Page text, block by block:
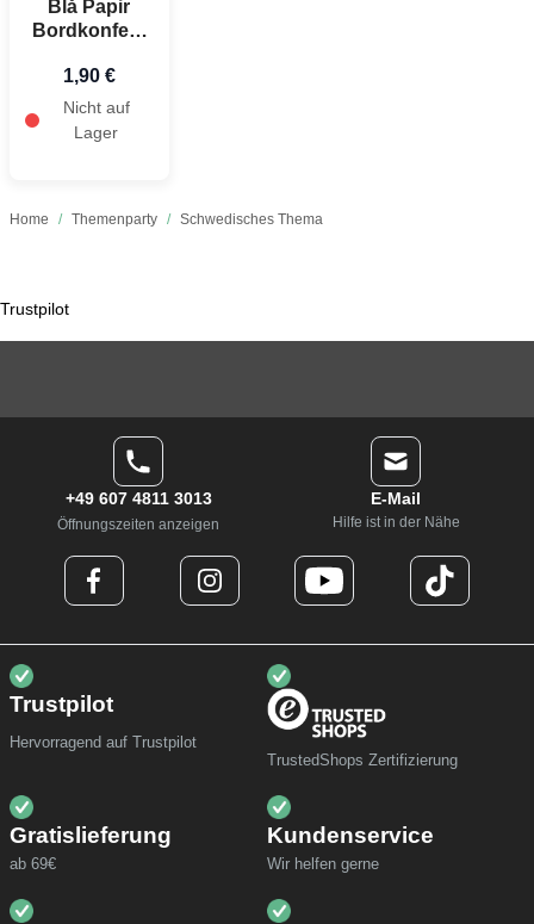
Home / Themenparty / Schwedisches Thema
Blå Papir
Bordkonfetti
1,90 €
Nicht auf
Lager
Trustpilot
+49 607 4811 3013
Öffnungszeiten anzeigen
E-Mail
Hilfe ist in der Nähe
Trustpilot
Hervorragend auf Trustpilot
TrustedShops Zertifizierung
Gratislieferung
ab 69€
Kundenservice
Wir helfen gerne